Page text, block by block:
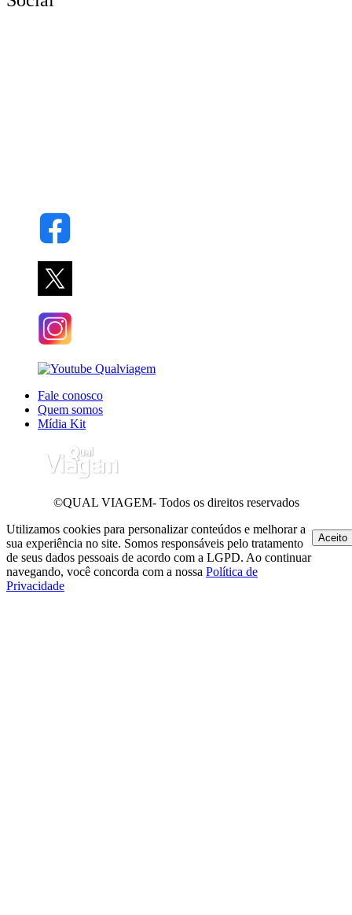
Fale conosco
Quem somos
Mídia Kit
©QUAL VIAGEM- Todos os direitos reservados
Utilizamos cookies para personalizar conteúdos e melhorar a
sua experiência no site. Somos responsáveis pelo tratamento
de seus dados pessoais de acordo com a LGPD. Ao continuar
navegando, você concorda com a nossa Política de
Privacidade
Aceito